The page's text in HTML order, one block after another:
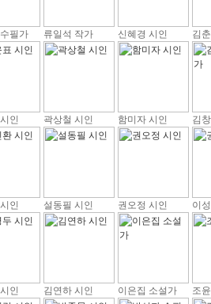
필가 류일석 작가 신혜경 시인 김
인 곽상철 시인 함미자 시인 김
인 설동필 시인 권오정 시인 이
인 김연하 시인 이은집 소설가 조